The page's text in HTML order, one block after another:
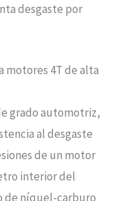
desgaste por
motores 4T de alta
grado automotriz,
al desgaste
de un motor
interior del
de níquel-carburo